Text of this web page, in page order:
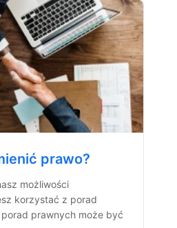
prawo?
możliwości
korzystać z porad
prawnych może być